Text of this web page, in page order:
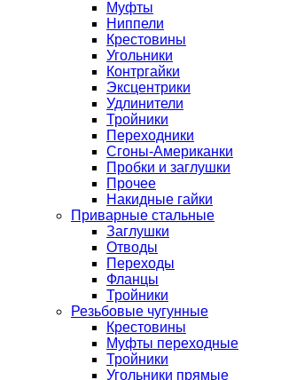
Муфты
Ниппели
Крестовины
Угольники
Контргайки
Эксцентрики
Удлинители
Тройники
Переходники
Сгоны-Американки
Пробки и заглушки
Прочее
Накидные гайки
Приварные стальные
Заглушки
Отводы
Переходы
Фланцы
Тройники
Резьбовые чугунные
Крестовины
Муфты переходные
Тройники
Угольники прямые